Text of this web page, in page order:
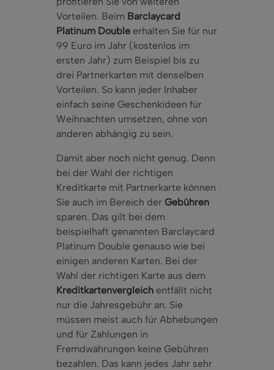
Vorteilen. Beim Barclaycard
Platinum Double erhalten Sie für nur
99 Euro im Jahr (kostenlos im
ersten Jahr) zum Beispiel bis zu
drei Partnerkarten mit denselben
Vorteilen. So kann jeder Inhaber
einfach seine Geschenkideen für
Weihnachten umsetzen, ohne von
anderen abhängig zu sein.
Damit aber noch nicht genug. Denn
bei der Wahl der richtigen
Kreditkarte mit Partnerkarte können
Sie auch im Bereich der Gebühren
sparen. Das gilt bei dem
beispielhaft genannten Barclaycard
Platinum Double genauso wie bei
einigen anderen Karten. Bei der
Wahl der richtigen Karte aus dem
Kreditkartenvergleich entfällt nicht
nur die Jahresgebühr an. Sie
müssen meist auch für Abhebungen
und für Zahlungen in
Fremdwährungen keine Gebühren
bezahlen. Das kann jedes Jahr sehr